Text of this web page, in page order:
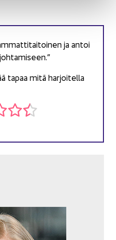
ja antoi
tapaa mitä har­joi­tel­la